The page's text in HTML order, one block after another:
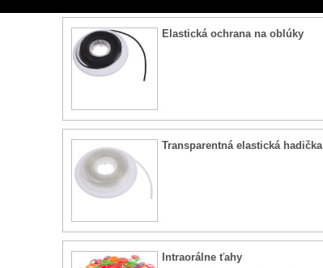
Elastická ochrana na oblúky
Transparentná elastická hadička
Intraorálne ťahy